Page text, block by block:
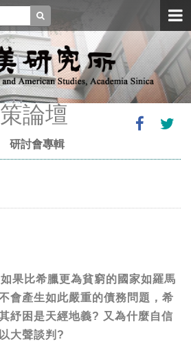
論壇
研討會專輯
果比希臘更為貧窮的國家如羅馬
會產生如此嚴重的債務問題，希
紓困是天經地義? 又為什麼自信
大聲談判?